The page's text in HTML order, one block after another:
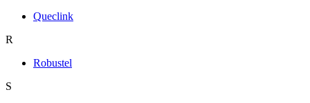
Queclink
R
Robustel
S